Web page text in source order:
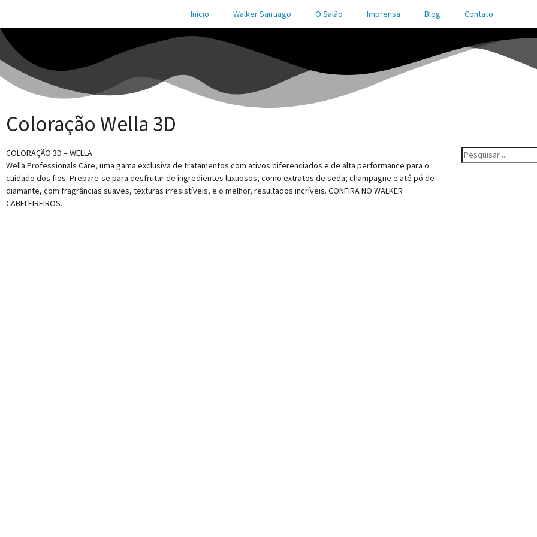
Início Walker Santiago O Salão Imprensa Blog Contato
Coloração Wella 3D
COLORAÇÃO 3D – WELLA
Wella Professionals Care, uma gama exclusiva de tratamentos com ativos diferenciados e de alta performance para o
cuidado dos fios. Prepare-se para desfrutar de ingredientes luxuosos, como extratos de seda; champagne e até pó de
diamante, com fragrâncias suaves, texturas irresistíveis, e o melhor, resultados incríveis. CONFIRA NO WALKER
CABELEIREIROS.